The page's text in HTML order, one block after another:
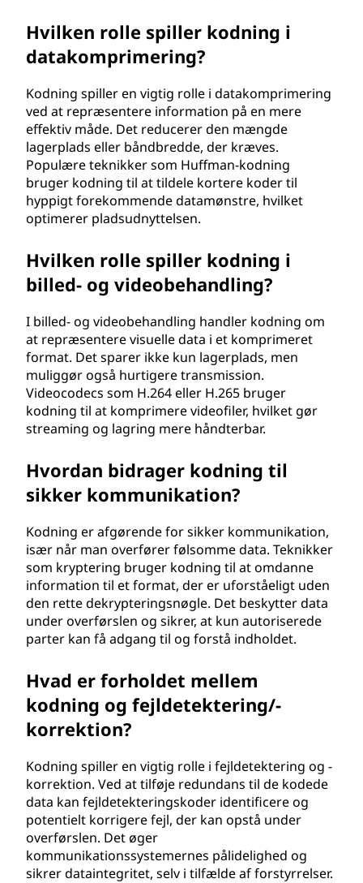
Hvilken rolle spiller kodning i
datakomprimering?
Kodning spiller en vigtig rolle i datakomprimering
ved at repræsentere information på en mere
effektiv måde. Det reducerer den mængde
lagerplads eller båndbredde, der kræves.
Populære teknikker som Huffman-kodning
bruger kodning til at tildele kortere koder til
hyppigt forekommende datamønstre, hvilket
optimerer pladsudnyttelsen.
Hvilken rolle spiller kodning i
billed- og videobehandling?
I billed- og videobehandling handler kodning om
at repræsentere visuelle data i et komprimeret
format. Det sparer ikke kun lagerplads, men
muliggør også hurtigere transmission.
Videocodecs som H.264 eller H.265 bruger
kodning til at komprimere videofiler, hvilket gør
streaming og lagring mere håndterbar.
Hvordan bidrager kodning til
sikker kommunikation?
Kodning er afgørende for sikker kommunikation,
især når man overfører følsomme data. Teknikker
som kryptering bruger kodning til at omdanne
information til et format, der er uforståeligt uden
den rette dekrypteringsnøgle. Det beskytter data
under overførslen og sikrer, at kun autoriserede
parter kan få adgang til og forstå indholdet.
Hvad er forholdet mellem
kodning og fejldetektering/-
korrektion?
Kodning spiller en vigtig rolle i fejldetektering og -
korrektion. Ved at tilføje redundans til de kodede
data kan fejldetekteringskoder identificere og
potentielt korrigere fejl, der kan opstå under
overførslen. Det øger
kommunikationssystemernes pålidelighed og
sikrer dataintegritet, selv i tilfælde af forstyrrelser.